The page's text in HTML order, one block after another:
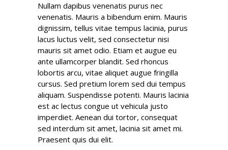
Nullam dapibus venenatis purus nec
venenatis. Mauris a bibendum enim. Mauris
dignissim, tellus vitae tempus lacinia, purus
lacus luctus velit, sed consectetur nisi
mauris sit amet odio. Etiam et augue eu
ante ullamcorper blandit. Sed rhoncus
lobortis arcu, vitae aliquet augue fringilla
cursus. Sed pretium lorem sed dui tempus
aliquam. Suspendisse potenti. Mauris lacinia
est ac lectus congue ut vehicula justo
imperdiet. Aenean dui tortor, consequat
sed interdum sit amet, lacinia sit amet mi.
Praesent quis dui elit.